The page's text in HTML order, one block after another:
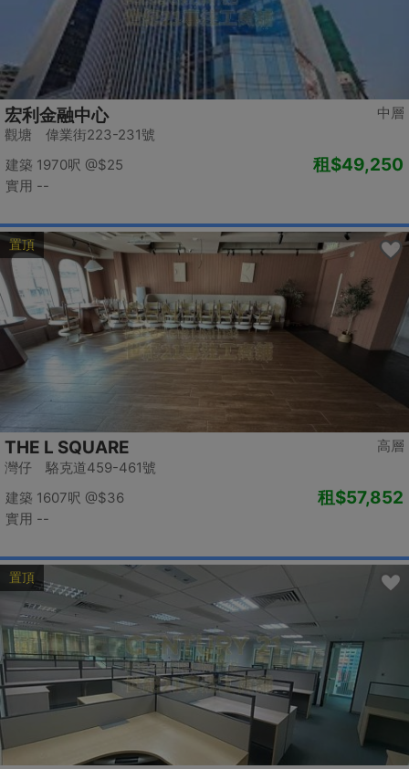
中層
宏利金融中心
觀塘 偉業街223-231號
建築 1970呎 @$25
實用 --
租$49,250
置頂
高層
THE L SQUARE
灣仔 駱克道459-461號
建築 1607呎 @$36
實用 --
租$57,852
置頂